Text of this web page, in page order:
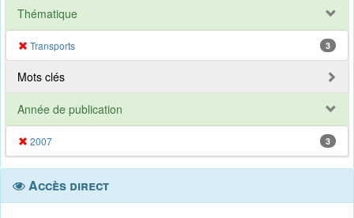
Thématique
Transports 3
Mots clés
Année de publication
2007 3
Accès direct